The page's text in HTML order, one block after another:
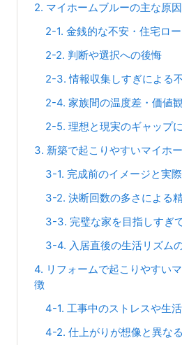
2. マイホームブルーの主な原因
2-1. 金銭的な不安・住宅ロ
2-2. 判断や選択への後悔
2-3. 情報収集しすぎによる
2-4. 家族間の温度差・価値
2-5. 理想と現実のギャップ
3. 新築で起こりやすいマイホ
3-1. 完成前のイメージと実
3-2. 決断回数の多さによる
3-3. 完璧な家を目指しすぎ
3-4. 入居直後の生活リズム
4. リフォームで起こりやすい
徴
4-1. 工事中のストレスや生
4-2. 仕上がりが想像と異な